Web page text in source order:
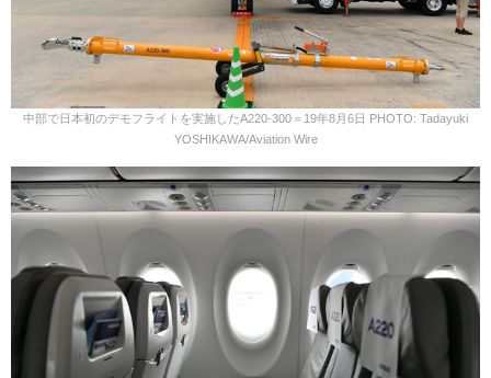
中部で日本初のデモフライトを実施したA220-300＝19年8月6日 PHOTO: Tadayuki
YOSHIKAWA/Aviation Wire